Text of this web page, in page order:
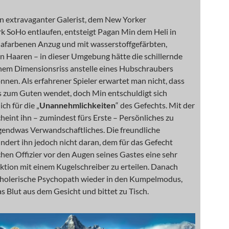
extravaganter Galerist, dem New Yorker
SoHo entlaufen, entsteigt Pagan Min dem Heli in
Anzug und mit wasserstoffgefärbten,
Haaren – in dieser Umgebung hätte die schillernde
Dimensionsriss anstelle eines Hubschraubers
Als erfahrener Spieler erwartet man nicht, dass
zum Guten wendet, doch Min entschuldigt sich
für die „Unannehmlichkeiten“ des Gefechts. Mit der
ihn – zumindest fürs Erste – Persönliches zu
Verwandschaftliches. Die freundliche
ihn jedoch nicht daran, dem für das Gefecht
Offizier vor den Augen seines Gastes eine sehr
mit einem Kugelschreiber zu erteilen. Danach
Psychopath wieder in den Kumpelmodus,
Blut aus dem Gesicht und bittet zu Tisch.